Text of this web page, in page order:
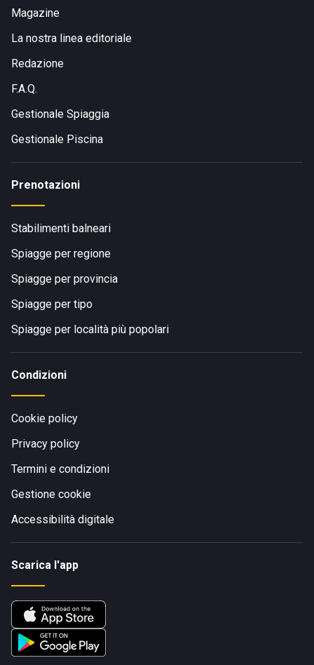
Magazine
La nostra linea editoriale
Redazione
F.A.Q.
Gestionale Spiaggia
Gestionale Piscina
Prenotazioni
Stabilimenti balneari
Spiagge per regione
Spiagge per provincia
Spiagge per tipo
Spiagge per località più popolari
Condizioni
Cookie policy
Privacy policy
Termini e condizioni
Gestione cookie
Accessibilità digitale
Scarica l'app